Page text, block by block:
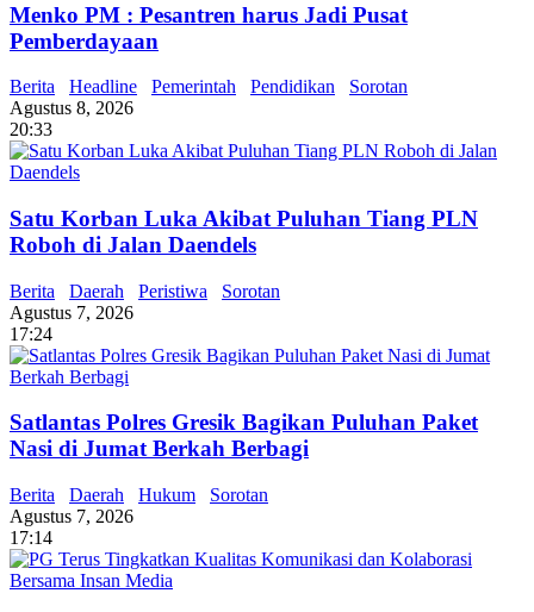
Menko PM : Pesantren harus Jadi Pusat
Pemberdayaan
Berita Headline Pemerintah Pendidikan
Sorotan
Agustus 8, 2026
20:33
Satu Korban Luka Akibat Puluhan Tiang PLN
Roboh di Jalan Daendels
Berita Daerah Peristiwa
Sorotan
Agustus 7, 2026
17:24
Satlantas Polres Gresik Bagikan Puluhan Paket
Nasi di Jumat Berkah Berbagi
Berita Daerah Hukum
Sorotan
Agustus 7, 2026
17:14